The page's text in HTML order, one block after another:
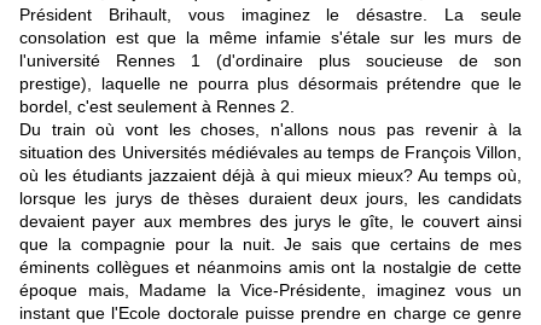
Président Brihault, vous imaginez le désastre. La seule
consolation est que la même infamie s'étale sur les murs de
l'université Rennes 1
(d'ordinaire plus soucieuse de son
prestige), laquelle ne pourra plus désormais prétendre que le
bordel, c'est seulement à Rennes 2
Du train où vont les choses, n'allons nous pas revenir à la
situation des Universités médiévales au temps de François Villon,
où les étudiants jazzaient déjà à qui mieux mieux? Au temps où,
lorsque les jurys de thèses duraient deux jours, les candidats
devaient payer aux membres des jurys le gîte, le couvert ainsi
que la compagnie pour la nuit. Je sais que certains de mes
éminents collègues et néanmoins amis ont la nostalgie de cette
époque mais, Madame la Vice-Présidente, imaginez vous un
instant que l'Ecole doctorale puisse prendre en charge ce genre